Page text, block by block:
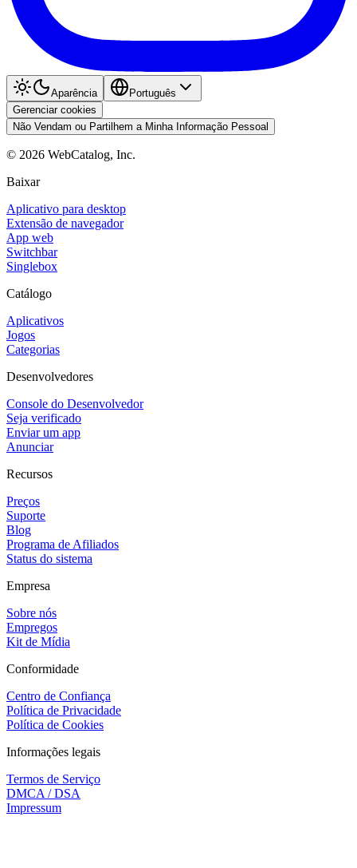
Aparência
Português
Gerenciar cookies
Não Vendam ou Partilhem a Minha Informação Pessoal
© 2026 WebCatalog, Inc.
Baixar
Aplicativo para desktop
Extensão de navegador
App web
Switchbar
Singlebox
Catálogo
Aplicativos
Jogos
Categorias
Desenvolvedores
Console do Desenvolvedor
Seja verificado
Enviar um app
Anunciar
Recursos
Preços
Suporte
Blog
Programa de Afiliados
Status do sistema
Empresa
Sobre nós
Empregos
Kit de Mídia
Conformidade
Centro de Confiança
Política de Privacidade
Política de Cookies
Informações legais
Termos de Serviço
DMCA / DSA
Impressum